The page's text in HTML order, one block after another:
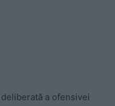
a ofensivei